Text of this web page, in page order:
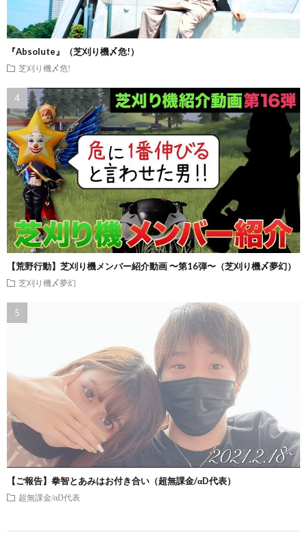
『Absolute』（芝刈り機〆危!）
芝刈り機〆危!
【荒野行動】芝刈り機メンバー紹介動画 〜第16弾〜（芝刈り機〆夢幻）
芝刈り機〆夢幻
【ご報告】拳智とあみはお付き合い（超無課金/αD代表）
超無課金/αD代表